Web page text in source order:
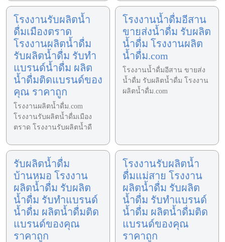
โรงงานรับผลิตน้ำ
ดื่มเมืองตราด
โรงงานผลิตน้ำดื่ม
รับผลิตน้ำดื่ม รับทำ
แบรนด์น้ำดื่ม ผลิต
น้ำดื่มติดแบรนด์ของ
คุณ ราคาถูก
โรงงานผลิตน้ำดื่ม.com
โรงงานรับผลิตน้ำดื่มเมือง
ตราด โรงงานรับผลิตน้ำดื
โรงงานน้ำดื่มอีสาน
ขายส่งน้ำดื่ม รับผลิต
น้ำดื่ม โรงงานผลิต
น้ำดื่ม.com
โรงงานน้ำดื่มอีสาน ขายส่ง
น้ำดื่ม รับผลิตน้ำดื่ม โรงงาน
ผลิตน้ำดื่ม.com
รับผลิตน้ำดื่ม
บ้านหมอ โรงงาน
ผลิตน้ำดื่ม รับผลิต
น้ำดื่ม รับทำแบรนด์
น้ำดื่ม ผลิตน้ำดื่มติด
แบรนด์ของคุณ
ราคาถูก
โรงงานรับผลิตน้ำ
ดื่มแม่สาย โรงงาน
ผลิตน้ำดื่ม รับผลิต
น้ำดื่ม รับทำแบรนด์
น้ำดื่ม ผลิตน้ำดื่มติด
แบรนด์ของคุณ
ราคาถูก